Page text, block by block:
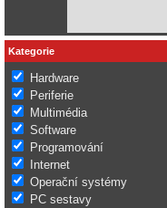
Kategorie
Hardware
Periferie
Multimédia
Software
Programování
Internet
Operační systémy
PC sestavy